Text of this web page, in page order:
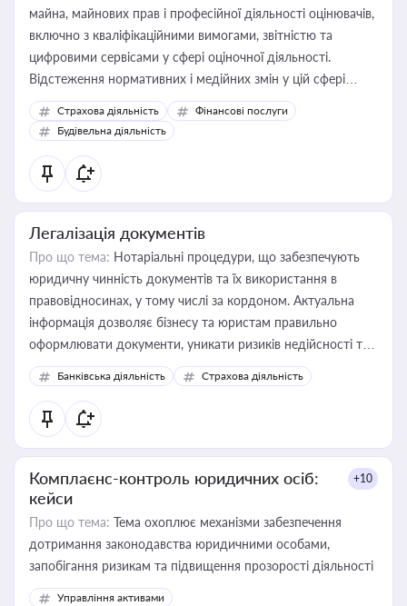
майна, майнових прав і професійної діяльності оцінювачів,
включно з кваліфікаційними вимогами, звітністю та
цифровими сервісами у сфері оціночної діяльності.
Відстеження нормативних і медійних змін у цій сфері
корисне для власника бізнесу, керівника, юриста або
бухгалтера під час оподаткування, приватизації, оренди
державного майна, корпоративних угод і перевірки
статусу суб'єктів оціночної діяльності
Страхова діяльність
Фінансові послуги
Будівельна діяльність
Легалізація документів
Про що тема: Нотаріальні процедури, що забезпечують
юридичну чинність документів та їх використання в
правовідносинах, у тому числі за кордоном. Актуальна
інформація дозволяє бізнесу та юристам правильно
оформлювати документи, уникати ризиків недійсності та
забезпечувати їх належне прийняття органами влади та
контрагентами
Банківська діяльність Страхова діяльність
Комплаєнс-контроль юридичних осіб:
кейси
+10
Про що тема: Тема охоплює механізми забезпечення
дотримання законодавства юридичними особами,
запобігання ризикам та підвищення прозорості діяльності
Управління активами